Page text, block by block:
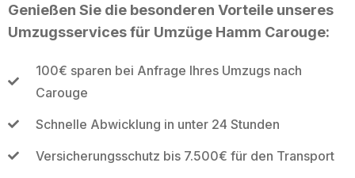
Genießen Sie die besonderen Vorteile unseres
Umzugsservices für Umzüge Hamm Carouge:
100€ sparen bei Anfrage Ihres Umzugs nach
Carouge
Schnelle Abwicklung in unter 24 Stunden
Versicherungsschutz bis 7.500€ für den Transport